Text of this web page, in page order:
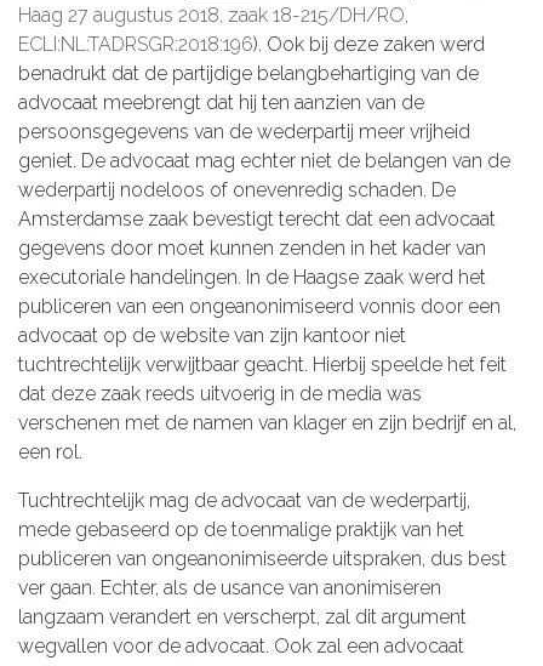
Haag 27 augustus 2018, zaak 18-215/DH/RO,
ECLI:NL:TADRSGR:2018:196). Ook bij deze zaken werd
benadrukt dat de partijdige belangbehartiging van de
advocaat meebrengt dat hij ten aanzien van de
persoonsgegevens van de wederpartij meer vrijheid
geniet. De advocaat mag echter niet de belangen van de
wederpartij nodeloos of onevenredig schaden. De
Amsterdamse zaak bevestigt terecht dat een advocaat
gegevens door moet kunnen zenden in het kader van
executoriale handelingen. In de Haagse zaak werd het
publiceren van een ongeanonimiseerd vonnis door een
advocaat op de website van zijn kantoor niet
tuchtrechtelijk verwijtbaar geacht. Hierbij speelde het feit
dat deze zaak reeds uitvoerig in de media was
verschenen met de namen van klager en zijn bedrijf en al,
een rol.
Tuchtrechtelijk mag de advocaat van de wederpartij,
mede gebaseerd op de toenmalige praktijk van het
publiceren van ongeanonimiseerde uitspraken, dus best
ver gaan. Echter, als de usance van anonimiseren
langzaam verandert en verscherpt, zal dit argument
wegvallen voor de advocaat. Ook zal een advocaat